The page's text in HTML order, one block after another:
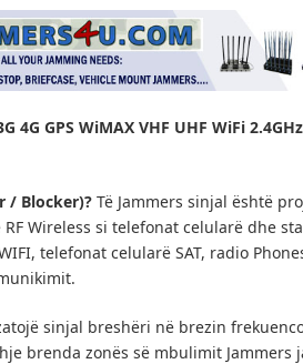
4G GPS WiMAX VHF UHF WiFi
/ Blocker)? Të Jammers sinjal është
Wireless si telefonat celularë dhe
telefonat celularë SAT, radio
sinjal breshëri në brezin
brenda zonës së mbulimit Jammers